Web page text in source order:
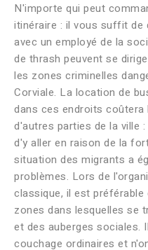
N'importe qui peut
itinéraire : il vous suffit de
avec un employé de la
de thrash peuvent se
les zones criminelles
Corviale. La location de
dans ces endroits coûtera
d'autres parties de la ville
d'y aller en raison de la
situation des migrants a
problèmes. Lors de
classique, il est
zones dans lesquelles se
et des auberges sociales.
couchage ordinaires et